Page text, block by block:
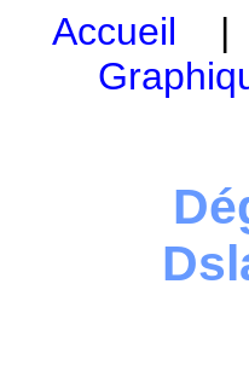
Accueil |